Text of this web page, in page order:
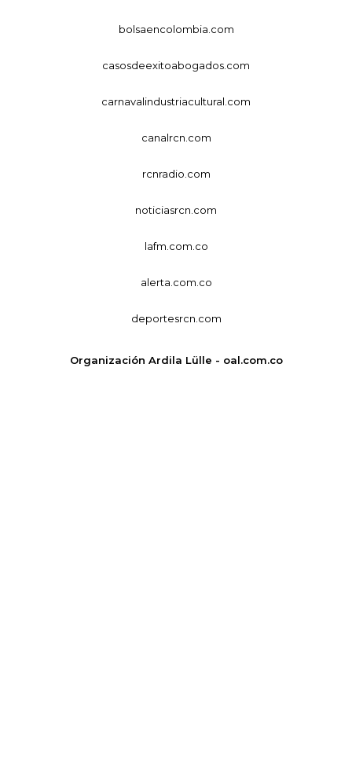
bolsaencolombia.com
casosdeexitoabogados.com
carnavalindustriacultural.com
canalrcn.com
rcnradio.com
noticiasrcn.com
lafm.com.co
alerta.com.co
deportesrcn.com
Organización Ardila Lülle - oal.com.co